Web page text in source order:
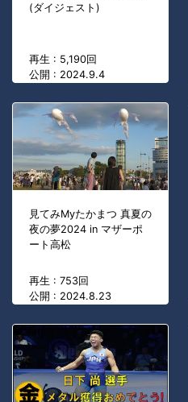
(ダイジェスト)
再生 : 5,190回
公開 : 2024.9.4
見てみMyたかまつ 真夏の
夜の夢2024 in マザーポ
ート高松
再生 : 753回
公開 : 2024.8.23